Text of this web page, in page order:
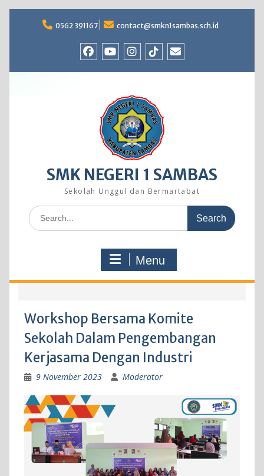
0562 391167 contact@smkn1sambas.sch.id
SMK NEGERI 1 SAMBAS
Sekolah Unggul dan Bermartabat
Search
for:
Menu
Workshop Bersama Komite
Sekolah Dalam Pengembangan
Kerjasama Dengan Industri
9 November 2023 Moderator